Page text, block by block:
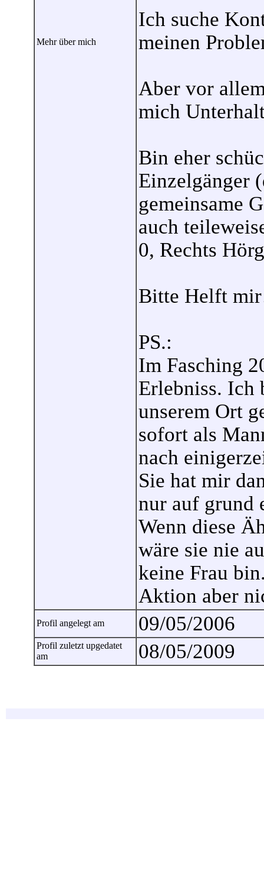
Mehr über mich
Ich suche
meinen
Aber vor
mich
Bin eher
Einzelgänger
gemeinsame
auch
0, Rechts
Bitte Helft
PS.:
Im Fasching
Erlebniss. Ich
unserem Ort
sofort als
nach
Sie hat mir
nur auf grund
Wenn diese
wäre sie nie
keine Frau
Aktion aber
Profil angelegt am 09/05/2006
Profil zuletzt upgedatet
am
08/05/2009